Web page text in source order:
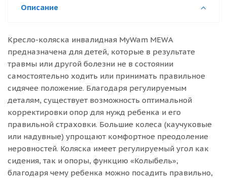
Описание
Кресло-коляска инвалидная MyWam MEWA
предназначена для детей, которые в результате
травмы или другой болезни не в состоянии
самостоятельно ходить или принимать правильное
сидячее положение. Благодаря регулируемым
деталям, существует возможность оптимальной
корректировки опор для нужд ребенка и его
правильной страховки. Большие колеса (каучуковые
или надувные) упрощают комфортное преодоление
неровностей. Коляска имеет регулируемый угол как
сидения, так и опоры, функцию «Колыбель»,
благодаря чему ребенка можно посадить правильно,